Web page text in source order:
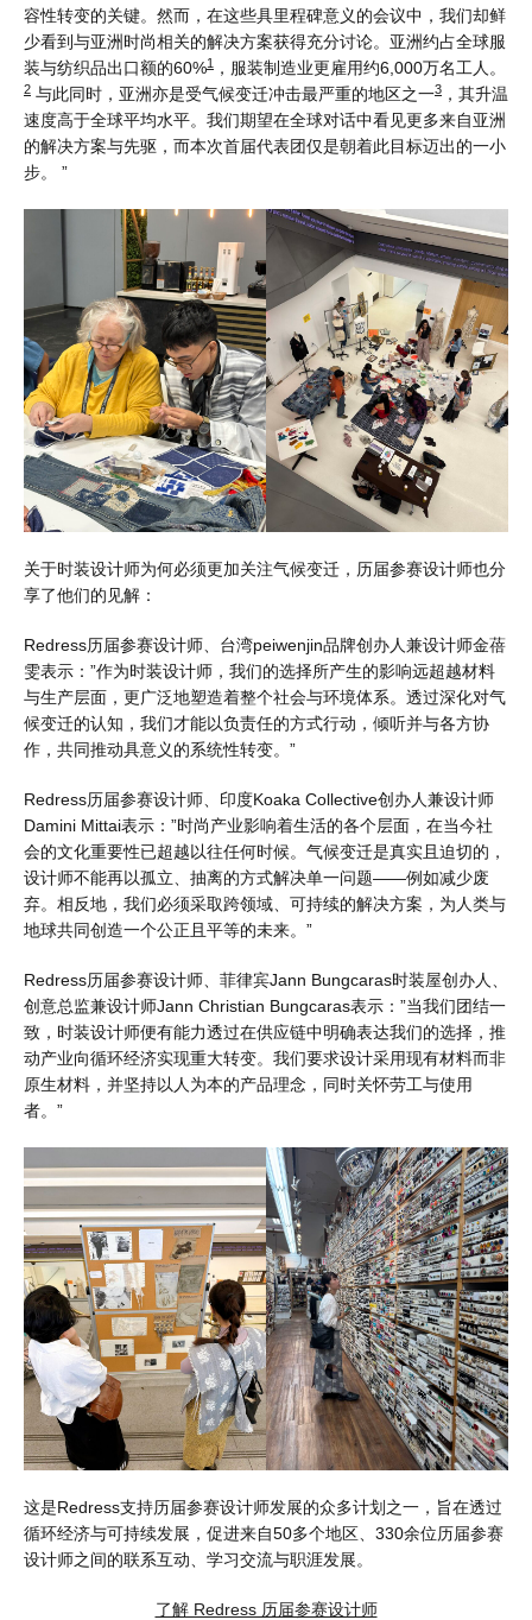
容性转变的关键。然而，在这些具里程碑意义的会议中，我们却鲜
少看到与亚洲时尚相关的解决方案获得充分讨论。亚洲约占全球服
装与纺织品出口额的60%1 ，服装制造业更雇用约6,000万名工人。
2 与此同时，亚洲亦是受气候变迁冲击最严重的地区之一3 ，其升温
速度高于全球平均水平。我们期望在全球对话中看见更多来自亚洲
的解决方案与先驱，而本次首届代表团仅是朝着此目标迈出的一小
步。 ”
关于时装设计师为何必须更加关注气候变迁，历届参赛设计师也分
享了他们的见解：
Redress历届参赛设计师、台湾peiwenjin品牌创办人兼设计师金蓓
雯表示：”作为时装设计师，我们的选择所产生的影响远超越材料
与生产层面，更广泛地塑造着整个社会与环境体系。透过深化对气
候变迁的认知，我们才能以负责任的方式行动，倾听并与各方协
作，共同推动具意义的系统性转变。”
Redress历届参赛设计师、印度Koaka Collective创办人兼设计师
Damini Mittai表示：”时尚产业影响着生活的各个层面，在当今社
会的文化重要性已超越以往任何时候。气候变迁是真实且迫切的，
设计师不能再以孤立、抽离的方式解决单一问题——例如减少废
弃。相反地，我们必须采取跨领域、可持续的解决方案，为人类与
地球共同创造一个公正且平等的未来。”
Redress历届参赛设计师、菲律宾Jann Bungcaras时装屋创办人、
创意总监兼设计师Jann Christian Bungcaras表示：”当我们团结一
致，时装设计师便有能力透过在供应链中明确表达我们的选择，推
动产业向循环经济实现重大转变。我们要求设计采用现有材料而非
原生材料，并坚持以人为本的产品理念，同时关怀劳工与使用
者。”
这是Redress支持历届参赛设计师发展的众多计划之一，旨在透过
循环经济与可持续发展，促进来自50多个地区、330余位历届参赛
设计师之间的联系互动、学习交流与职涯发展。
了解 Redress 历届参赛设计师